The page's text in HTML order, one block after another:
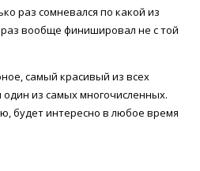
раз сомневался по какой из
вообще финишировал не с той
самый красивый из всех
из самых многочисленных.
будет интересно в любое время